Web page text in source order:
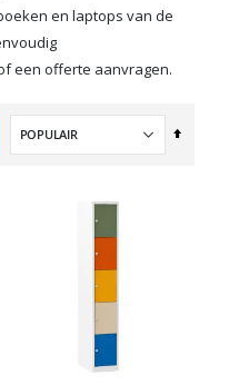
en laptops van de
een offerte aanvragen.
Van